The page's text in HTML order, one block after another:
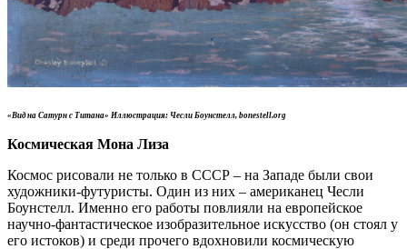
«Вид на Сатурн с Титана» Иллюстрация: Чесли Боунстелл, bonestell.org
Космическая Мона Лиза
Космос рисовали не только в СССР – на Западе были свои
художники-футуристы. Один из них – американец Чесли
Боунстелл. Именно его работы повлияли на европейское
научно-фантастическое изобразительное искусство (он стоял у
его истоков) и среди прочего вдохновили космическую